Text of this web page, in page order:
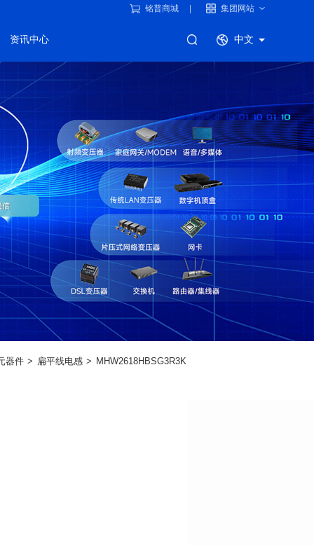
铭普商城 集团网站
资讯中心 中文
器件 扁平线电感 MHW2618HBSG3R3K